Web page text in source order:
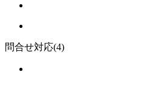
問合せ対応(4)